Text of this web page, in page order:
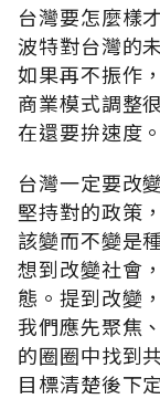
台灣要怎麼樣
波特對台灣的
如果再不振作
商業模式調整
在還要拚速度。
台灣一定要改
堅持對的政策
該變而不變是
想到改變社會
態。提到改變
我們應先聚焦
的圈圈中找到
目標清楚後下